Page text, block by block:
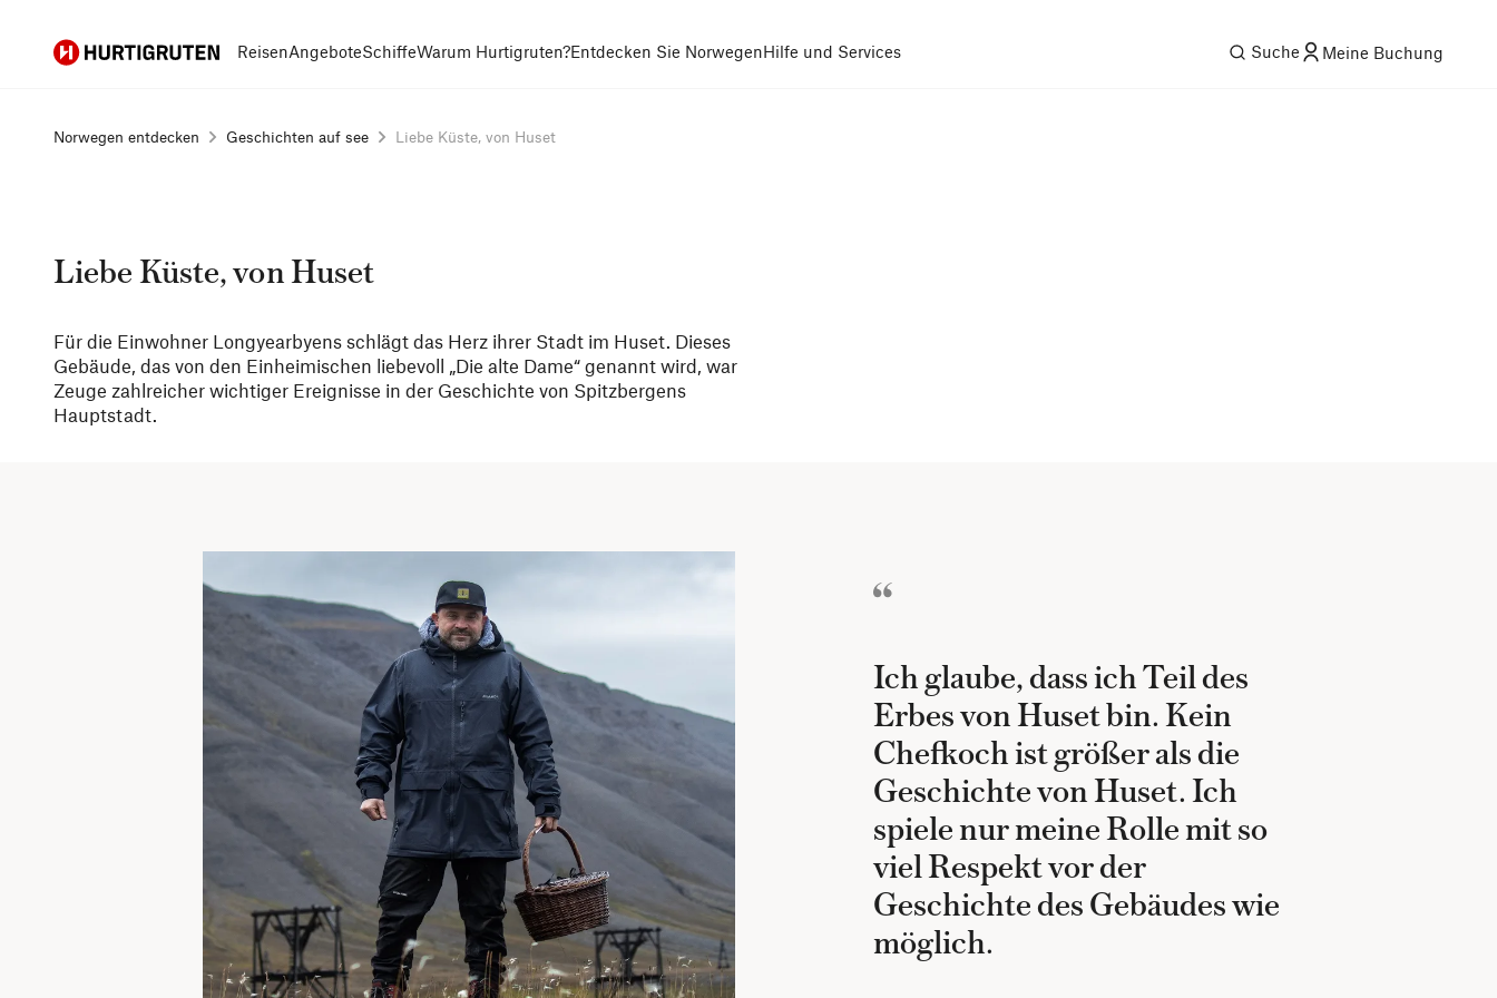
Hurtigruten ReisenAngeboteSchiffeWarum Hurtigruten?Entdecken Sie NorwegenHilfe und Services Suche Meine Buchung
Norwegen entdecken Geschichten auf see Liebe Küste, von Huset
Liebe Küste, von Huset
Für die Einwohner Longyearbyens schlägt das Herz ihrer Stadt im Huset. Dieses
Gebäude, das von den Einheimischen liebevoll „Die alte Dame“ genannt wird, war
Zeuge zahlreicher wichtiger Ereignisse in der Geschichte von Spitzbergens
Hauptstadt.
Ich glaube, dass ich Teil des
Erbes von Huset bin. Kein
Chefkoch ist größer als die
Geschichte von Huset. Ich
spiele nur meine Rolle mit so
viel Respekt vor der
Geschichte des Gebäudes wie
möglich.